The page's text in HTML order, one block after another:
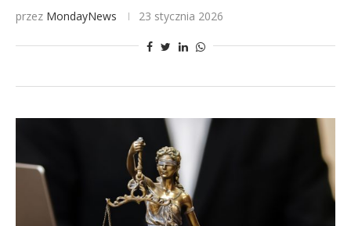
przez MondayNews 23 stycznia 2026